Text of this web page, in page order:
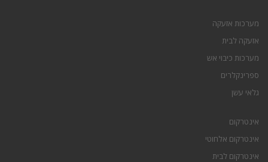
מערכות אזעקה
אזעקה לבית
מערכות כיבוי אש
ספרינקלרים
גלאי עשן
אינטרקום
אינטרקום אלחוטי
אינטרקום לבית